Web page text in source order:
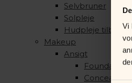
Vi
Selvbruner
Solpleje
Hudpleje tilbehør
Makeup
Ansigt
Foundation
Concealer,